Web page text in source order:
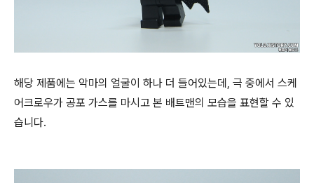
해당 제품에는 악마의 얼굴이 하나 더 들어있는데, 극 중에서 스케
어크로우가 공포 가스를 마시고 본 배트맨의 모습을 표현할 수 있
습니다.